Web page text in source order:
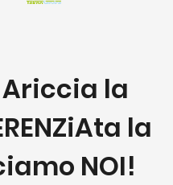
la
la
NOI!